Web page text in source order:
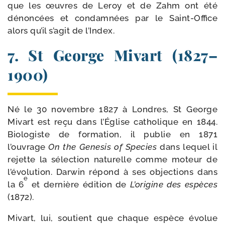
que les œuvres de Leroy et de Zahm ont été
dénon­cées et condam­nées par le Saint-​Office
alors qu’il s’agit de l’Index.
7. St George Mivart (1827–
1900)
Né le 30 novembre 1827 à Londres, St George
Mivart est reçu dans l’Église catho­lique en 1844.
Biologiste de for­ma­tion, il publie en 1871
l’ouvrageOn the Genesis of Species dans lequel il
rejette la sélec­tion natu­relle comme moteur de
l’évolution. Darwin répond à ses objec­tions dans
la 6
e
et der­nière édi­tion de L’origine des espèces
(1872).
Mivart, lui, sou­tient que chaque espèce évo­lue